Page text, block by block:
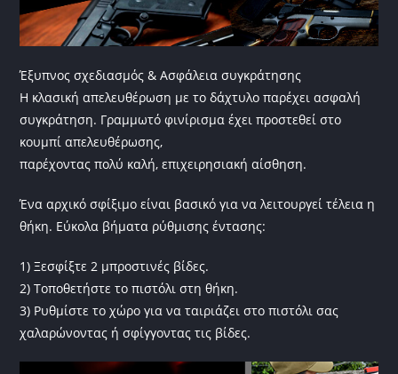
Έξυπνος σχεδιασμός & Ασφάλεια συγκράτησης
Η κλασική απελευθέρωση με το δάχτυλο παρέχει ασφαλή
συγκράτηση. Γραμμωτό φινίρισμα έχει προστεθεί στο
κουμπί απελευθέρωσης,
παρέχοντας πολύ καλή, επιχειρησιακή αίσθηση.
Ένα αρχικό σφίξιμο είναι βασικό για να λειτουργεί τέλεια η
θήκη. Εύκολα βήματα ρύθμισης έντασης:
1) Ξεσφίξτε 2 μπροστινές βίδες.
2) Τοποθετήστε το πιστόλι στη θήκη.
3) Ρυθμίστε το χώρο για να ταιριάζει στο πιστόλι σας
χαλαρώνοντας ή σφίγγοντας τις βίδες.